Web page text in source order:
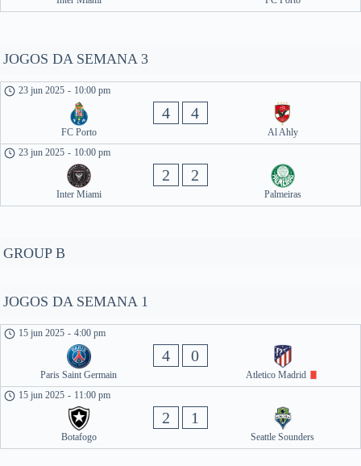
JOGOS DA SEMANA 3
23 jun 2025 - 10:00 pm
FC Porto
4 4
Al Ahly
23 jun 2025 - 10:00 pm
Inter Miami
2 2
Palmeiras
GROUP B
JOGOS DA SEMANA 1
15 jun 2025 - 4:00 pm
Paris Saint Germain
4 0
Atletico Madrid
15 jun 2025 - 11:00 pm
Botafogo
2 1
Seattle Sounders